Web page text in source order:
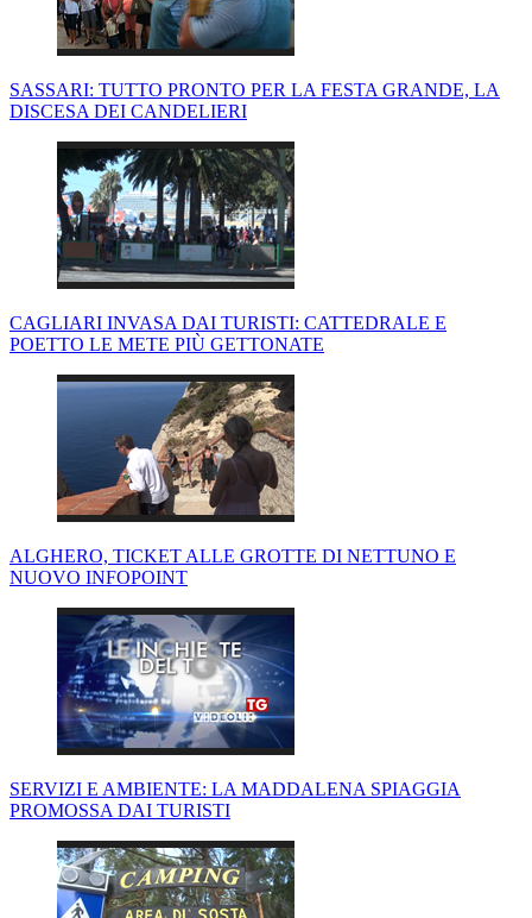
SASSARI: TUTTO PRONTO PER LA FESTA GRANDE, LA
DISCESA DEI CANDELIERI
CAGLIARI INVASA DAI TURISTI: CATTEDRALE E
POETTO LE METE PIÙ GETTONATE
ALGHERO, TICKET ALLE GROTTE DI NETTUNO E
NUOVO INFOPOINT
SERVIZI E AMBIENTE: LA MADDALENA SPIAGGIA
PROMOSSA DAI TURISTI